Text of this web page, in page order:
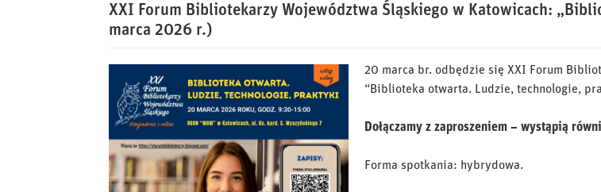
XXI Forum Bibliotekarzy Województwa Śląskiego w Katowicach:
marca 2026 r.)
20 marca br. odbędzie się XXI Forum
“Biblioteka otwarta. Ludzie, technologie,
Dołączamy z zaproszeniem – wystąpią
Forma spotkania: hybrydowa.